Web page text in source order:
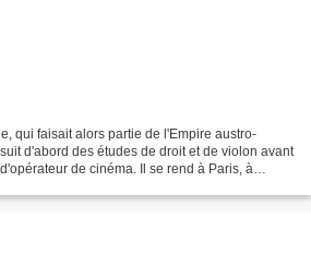
qui faisait alors partie de l'Empire austro-
d'abord des études de droit et de violon avant
de cinéma. Il se rend à Paris, à